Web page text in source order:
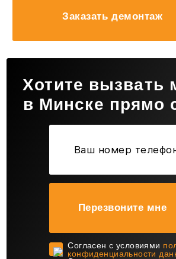
Заказать демонтаж
Хотите вызвать
в Минске прямо
Перезвоните мне
Cогласен с условиями
конфиденциальности